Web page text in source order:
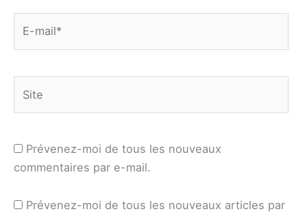
Prévenez-moi de tous les nouveaux
commentaires par e-mail.
Prévenez-moi de tous les nouveaux articles par